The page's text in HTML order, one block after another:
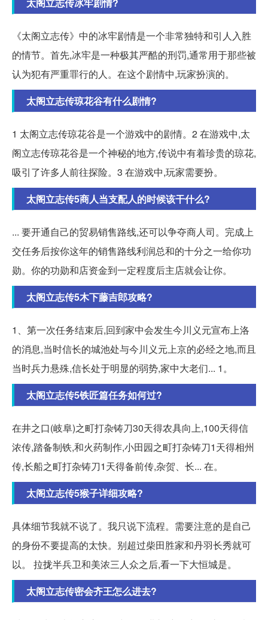
《太阁立志传》中的冰牢剧情是一个非常独特和引人入胜
的情节。首先,冰牢是一种极其严酷的刑罚,通常用于那些被
认为犯有严重罪行的人。在这个剧情中,玩家扮演的。
太阁立志传琼花谷有什么剧情?
1 太阁立志传琼花谷是一个游戏中的剧情。2 在游戏中,太
阁立志传琼花谷是一个神秘的地方,传说中有着珍贵的琼花,
吸引了许多人前往探险。3 在游戏中,玩家需要扮。
太阁立志传5商人当支配人的时候该干什么?
... 要开通自己的贸易销售路线,还可以争夺商人司。完成上
交任务后按你这年的销售路线利润总和的十分之一给你功
勋。你的功勋和店资金到一定程度后主店就会让你。
太阁立志传5木下藤吉郎攻略?
1、第一次任务结束后,回到家中会发生今川义元宣布上洛
的消息,当时信长的城池处与今川义元上京的必经之地,而且
当时兵力悬殊,信长处于明显的弱势,家中大老们... 1。
太阁立志传5铁匠篇任务如何过?
在井之口(岐阜)之町打杂铸刀30天得农具向上,100天得信
浓传,踏备制铁,和火药制作,小田园之町打杂铸刀1天得相州
传,长船之町打杂铸刀1天得备前传,杂贺、长... 在。
太阁立志传5猴子详细攻略?
具体细节我就不说了。我只说下流程。需要注意的是自己
的身份不要提高的太快。别超过柴田胜家和丹羽长秀就可
以。 拉拢半兵卫和美浓三人众之后,看一下大恒城是。
太阁立志传密会齐王怎么进去?